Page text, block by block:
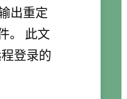
出重定
。 此文
登录的